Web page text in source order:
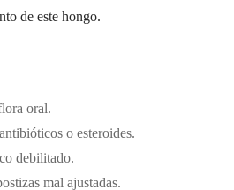
de este hongo.
oral.
o esteroides.
debilitado.
mal ajustadas.